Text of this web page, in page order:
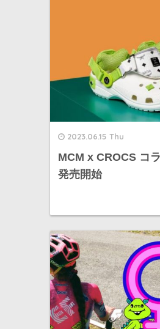
2023.06.15 Thu
MCM x CROCS コ
発売開始